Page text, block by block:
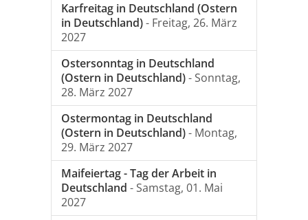
Karfreitag in Deutschland (Ostern
in Deutschland)- Freitag, 26. März
2027
Ostersonntag in Deutschland
(Ostern in Deutschland)- Sonntag,
28. März 2027
Ostermontag in Deutschland
(Ostern in Deutschland)- Montag,
29. März 2027
Maifeiertag - Tag der Arbeit in
Deutschland - Samstag, 01. Mai
2027